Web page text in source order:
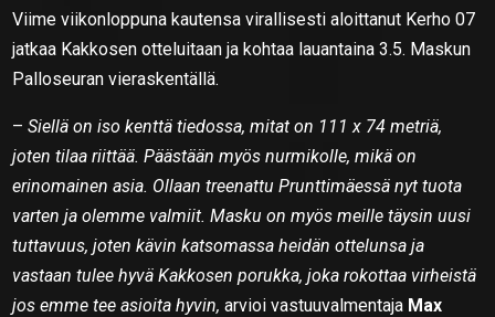
Viime viikonloppuna kautensa virallisesti aloittanut Kerho 07
jatkaa Kakkosen otteluitaan ja kohtaa lauantaina 3.5. Maskun
Palloseuran vieraskentällä.
–Siellä on iso kenttä tiedossa, mitat on 111 x 74 metriä,
joten tilaa riittää. Päästään myös nurmikolle, mikä on
erinomainen asia. Ollaan treenattu Prunttimäessä nyt tuota
varten ja olemme valmiit. Masku on myös meille täysin uusi
tuttavuus, joten kävin katsomassa heidän ottelunsa ja
vastaan tulee hyvä Kakkosen porukka, joka rokottaa virheistä
jos emme tee asioita hyvin, arvioi vastuuvalmentaja Max